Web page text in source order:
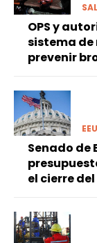
OPS y
sistema
prevenir
Senado de
el cierre